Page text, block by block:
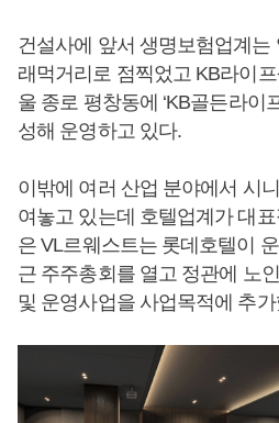
건설사에 앞서 생명보험업계는
래먹거리로 점찍었고 KB라이
울 종로 평창동에 ‘KB골든라이
성해 운영하고 있다.
이밖에 여러 산업 분야에서 시
여놓고 있는데 호텔업계가 대
은 VL르웨스트는 롯데호텔이
근 주주총회를 열고 정관에 노
및 운영사업을 사업목적에 추